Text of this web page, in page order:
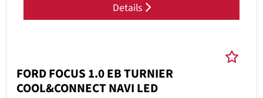
Details
FORD FOCUS 1.0 EB TURNIER
COOL&CONNECT NAVI LED